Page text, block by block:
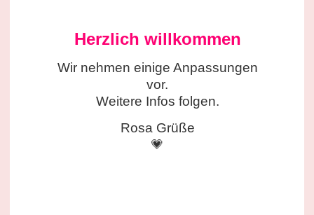
Herzlich willkommen
Wir nehmen einige Anpassungen
vor.
Weitere Infos folgen.
Rosa Grüße
💗